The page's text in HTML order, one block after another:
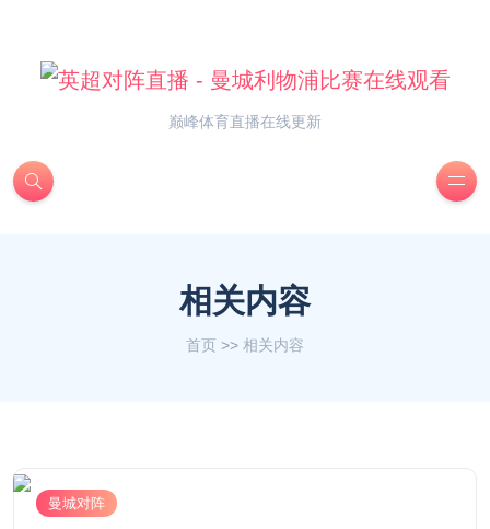
巅峰体育直播在线更新
相关内容
首页 >> 相关内容
曼城对阵